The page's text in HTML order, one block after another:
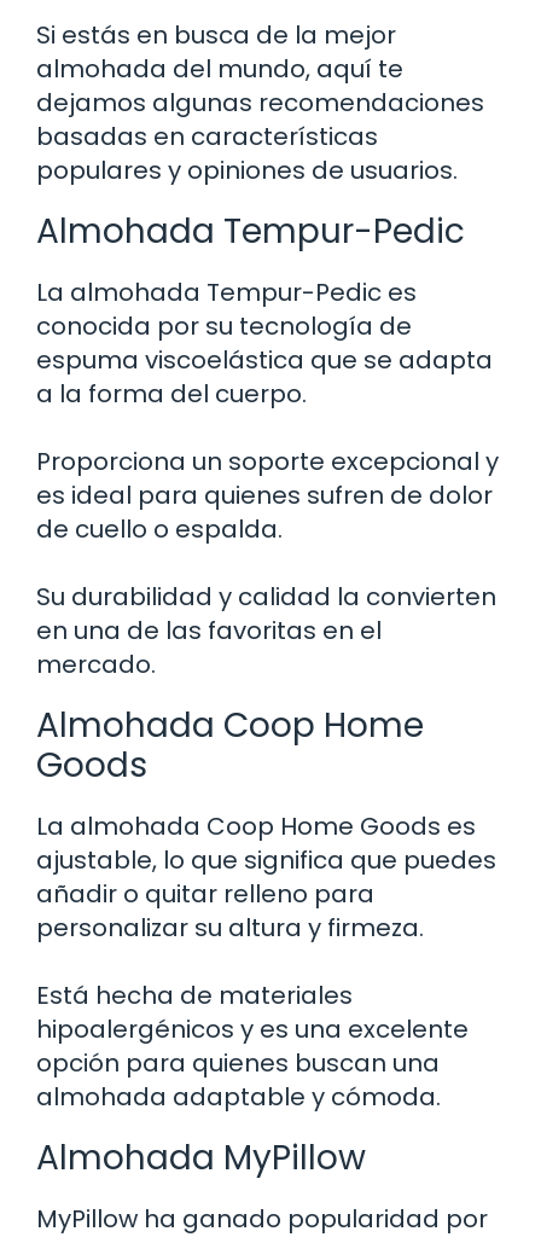
Si estás en busca de la mejor
almohada del mundo, aquí te
dejamos algunas recomendaciones
basadas en características
populares y opiniones de usuarios.
Almohada Tempur-Pedic
La almohada Tempur-Pedic es
conocida por su tecnología de
espuma viscoelástica que se adapta
a la forma del cuerpo.
Proporciona un soporte excepcional y
es ideal para quienes sufren de dolor
de cuello o espalda.
Su durabilidad y calidad la convierten
en una de las favoritas en el
mercado.
Almohada Coop Home
Goods
La almohada Coop Home Goods es
ajustable, lo que significa que puedes
añadir o quitar relleno para
personalizar su altura y firmeza.
Está hecha de materiales
hipoalergénicos y es una excelente
opción para quienes buscan una
almohada adaptable y cómoda.
Almohada MyPillow
MyPillow ha ganado popularidad por